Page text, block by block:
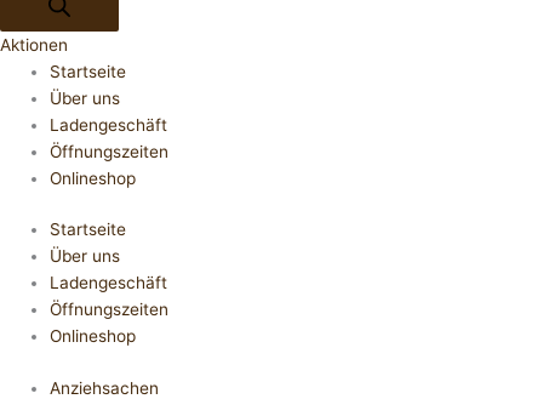
Aktionen
Startseite
Über uns
Ladengeschäft
Öffnungszeiten
Onlineshop
Startseite
Über uns
Ladengeschäft
Öffnungszeiten
Onlineshop
Anziehsachen